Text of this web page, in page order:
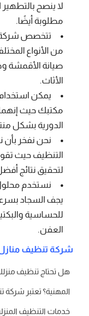
لا ينصح
مطلوبة أيضًا.
تتخصص شركة
من الأنواع
صيانة الأقمشة
الأثاث.
يمكن
مكتبك حيث إنهما
الدورية بشكل
نحن نفخر
التنظيف حيث
لتحقيق نتائج
نستخدم
يجف السجاد
للحساسية
العفن.
شركة تنظيف
هل تحتاج تنظيف
المهنية؟ تعتبر
خدمات التنظيف